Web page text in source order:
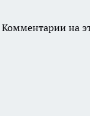
Комментарии на